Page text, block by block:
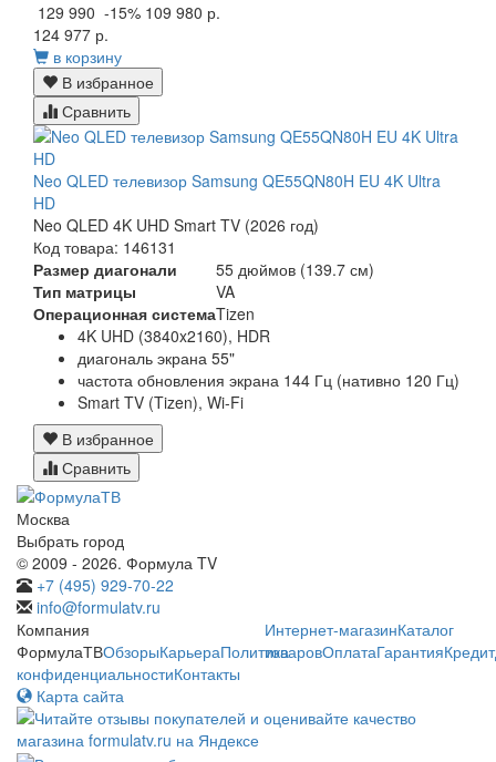
129 990 -15% 109 980 р.
124 977 р.
в корзину
В избранное
Сравнить
Neo QLED телевизор Samsung QE55QN80H EU 4K Ultra
HD
Neo QLED 4K UHD Smart TV (2026 год)
Код товара: 146131
Размер диагонали
55 дюймов (139.7 см)
Тип матрицы
VA
Операционная системаTizen
4K UHD (3840x2160), HDR
диагональ экрана 55"
частота обновления экрана 144 Гц (нативно 120 Гц)
Smart TV (Tizen), Wi-Fi
В избранное
Сравнить
Москва
Выбрать город
© 2009 - 2026. Формула TV
+7 (495) 929-70-22
info@formulatv.ru
Компания
ФормулаТВОбзорыКарьераПолитика
конфиденциальностиКонтакты
Интернет-магазинКаталог
товаровОплатаГарантияКредит
Карта сайта